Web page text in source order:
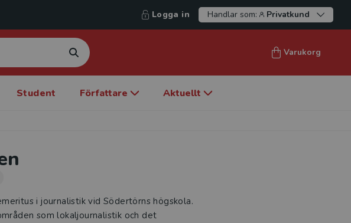
Logga in Handlar som: Privatkund
Varukorg
Student Författare Aktuellt
i journalistik vid Södertörns högskola.
som lokaljournalistik och det